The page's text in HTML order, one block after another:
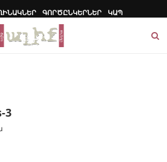
ԳՈՐԾԸՆԿԵՐՆԵՐ ԿԱՊ
3